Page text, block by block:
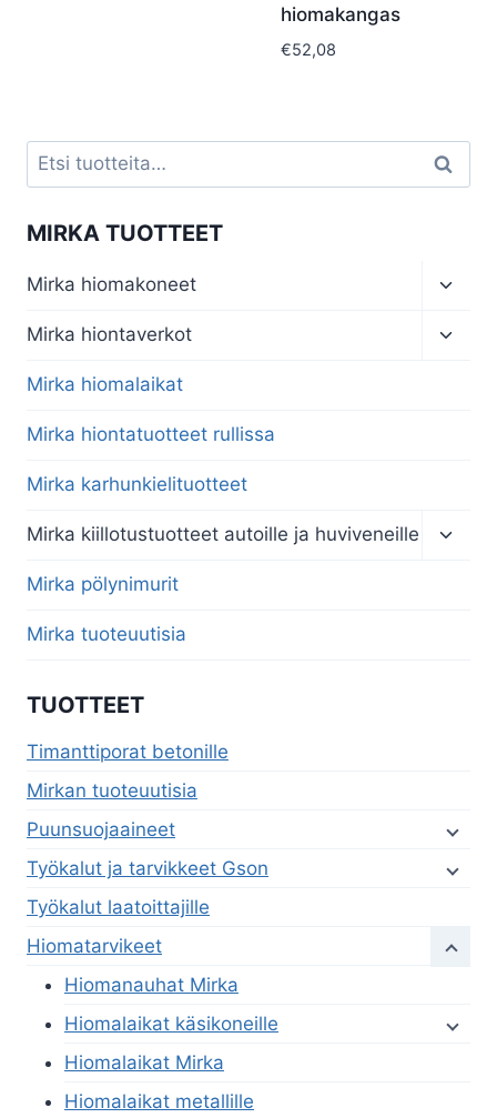
hiomakangas
€52,08
Etsi: Haku
MIRKA TUOTTEET
Mirka hiomakoneet
menu
Mirka hiontaverkot
Mirka hiomalaikat
Mirka hiontatuotteet rullissa
Mirka karhunkielituotteet
Mirka kiillotustuotteet autoille ja huviveneille
Mirka pölynimurit
Mirka tuoteuutisia
TUOTTEET
Timanttiporat betonille
Mirkan tuoteuutisia
Puunsuojaaineet
Työkalut ja tarvikkeet Gson
Työkalut laatoittajille
Hiomatarvikeet
Hiomanauhat Mirka
Hiomalaikat käsikoneille
Hiomalaikat Mirka
Hiomalaikat metallille